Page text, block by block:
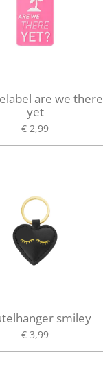
are we there
yet
€ 2,99
smiley
€ 3,99